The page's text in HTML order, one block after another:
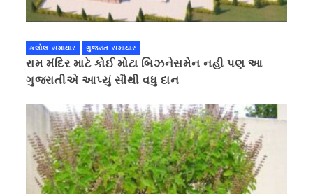
કલોલ સમાચાર ગુજરાત સમાચાર
રામ મંદિર માટે કોઈ મોટા બિઝનેસમેન નહી પણ આ
ગુજરાતીએ આપ્યું સૌથી વધુ દાન